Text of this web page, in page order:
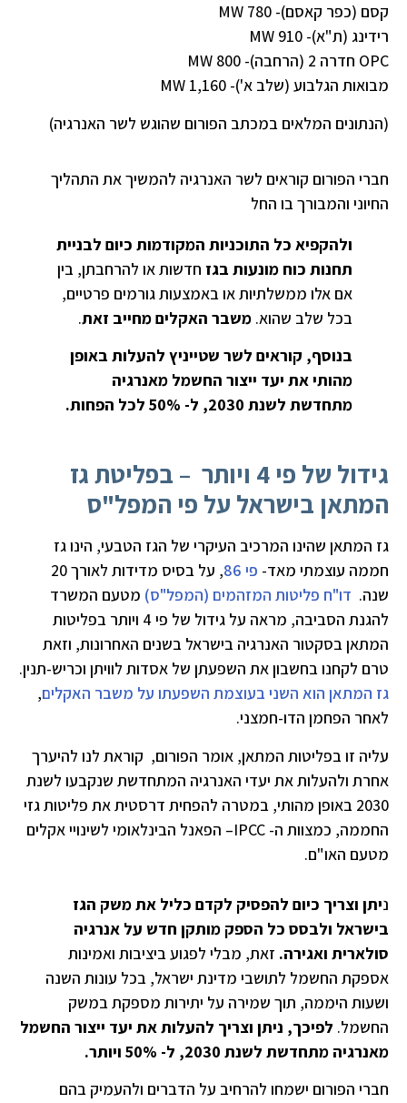
קסם (כפר קאסם)- MW 780
רידינג (ת"א)- MW 910
OPC חדרה 2 (הרחבה)- MW 800
מבואות הגלבוע (שלב א')- MW 1,160
(הנתונים המלאים במכתב הפורום שהוגש לשר האנרגיה)
חברי הפורום קוראים לשר האנרגיה להמשיך את התהליך
החיוני והמבורך בו החל
ולהקפיא כל התוכניות המקודמות כיום לבניית
תחנות כוח מונעות בגז חדשות או להרחבתן, בין
אם אלו ממשלתיות או באמצעות גורמים פרטיים,
בכל שלב שהוא. משבר האקלים מחייב זאת.
בנוסף, קוראים לשר שטייניץ להעלות באופן
מהותי את יעד ייצור החשמל מאנרגיה
מתחדשת לשנת 2030, ל- 50% לכל הפחות.
גידול של פי 4 ויותר – בפליטת גז
המתאן בישראל על פי המפל"ס
גז המתאן שהינו המרכיב העיקרי של הגז הטבעי, הינו גז
חממה עוצמתי מאד- פי 86
, על בסיס מדידות לאורך 20
שנה. דו"ח פליטות המזהמים (המפל"ס) מטעם המשרד
להגנת הסביבה, מראה על גידול של פי 4 ויותר בפליטות
המתאן בסקטור האנרגיה בישראל בשנים האחרונות, וזאת
טרם לקחנו בחשבון את השפעתן של אסדות לוויתן וכריש-תנין.
גז המתאן הוא השני בעוצמת השפעתו על משבר האקלים,
לאחר הפחמן הדו-חמצני.
עליה זו בפליטות המתאן, אומר הפורום, קוראת לנו להיערך
אחרת ולהעלות את יעדי האנרגיה המתחדשת שנקבעו לשנת
2030 באופן מהותי, במטרה להפחית דרסטית את פליטות גזי
החממה, כמצוות ה- IPCC– הפאנל הבינלאומי לשינויי אקלים
מטעם האו"ם.
ניתן וצריך כיום להפסיק לקדם כליל את משק הגז
בישראל ולבסס כל הספק מותקן חדש על אנרגיה
סולארית ואגירה. זאת, מבלי לפגוע ביציבות ואמינות
אספקת החשמל לתושבי מדינת ישראל, בכל עונות השנה
ושעות היממה, תוך שמירה על יתירות מספקת במשק
החשמל. לפיכך, ניתן וצריך להעלות את יעד ייצור החשמל
מאנרגיה מתחדשת לשנת 2030, ל- 50% ויותר.
חברי הפורום ישמחו להרחיב על הדברים ולהעמיק בהם